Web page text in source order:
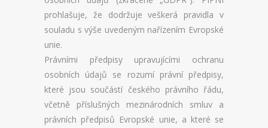
INFORMACE
KONTAKTY
NÁPOVĚDA
NOVINKY
ODSTÁVKY A VÝPADKY
prohlašuje, že dodržuje veškerá pravidla v
souladu s výše uvedeným nařízením Evropské
unie.
Právními předpisy upravujícími ochranu
osobních údajů se rozumí právní předpisy,
které jsou součástí českého právního řádu,
včetně příslušných mezinárodních smluv a
právních předpisů Evropské unie, a které se